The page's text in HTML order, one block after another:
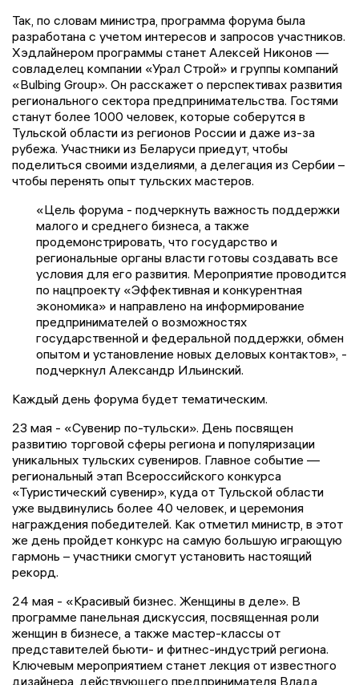
Так, по словам министра, программа форума была
разработана с учетом интересов и запросов участников.
Хэдлайнером программы станет Алексей Никонов —
совладелец компании «Урал Строй» и группы компаний
«Bulbing Group». Он расскажет о перспективах развития
регионального сектора предпринимательства. Гостями
станут более 1000 человек, которые соберутся в
Тульской области из регионов России и даже из-за
рубежа. Участники из Беларуси приедут, чтобы
поделиться своими изделиями, а делегация из Сербии –
чтобы перенять опыт тульских мастеров.
«Цель форума - подчеркнуть важность поддержки
малого и среднего бизнеса, а также
продемонстрировать, что государство и
региональные органы власти готовы создавать все
условия для его развития. Мероприятие проводится
по нацпроекту «Эффективная и конкурентная
экономика» и направлено на информирование
предпринимателей о возможностях
государственной и федеральной поддержки, обмен
опытом и установление новых деловых контактов», -
подчеркнул Александр Ильинский.
Каждый день форума будет тематическим.
23 мая - «Сувенир по-тульски». День посвящен
развитию торговой сферы региона и популяризации
уникальных тульских сувениров. Главное событие —
региональный этап Всероссийского конкурса
«Туристический сувенир», куда от Тульской области
уже выдвинулись более 40 человек, и церемония
награждения победителей. Как отметил министр, в этот
же день пройдет конкурс на самую большую играющую
гармонь – участники смогут установить настоящий
рекорд.
24 мая - «Красивый бизнес. Женщины в деле». В
программе панельная дискуссия, посвященная роли
женщин в бизнесе, а также мастер-классы от
представителей бьюти- и фитнес-индустрий региона.
Ключевым мероприятием станет лекция от известного
дизайнера, действующего предпринимателя Влада